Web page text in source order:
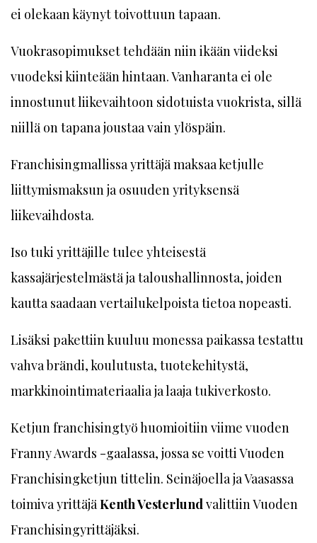
ei olekaan käynyt toivottuun tapaan.
Vuokrasopimukset tehdään niin ikään viideksi
vuodeksi kiinteään hintaan. Vanharanta ei ole
innostunut liikevaihtoon sidotuista vuokrista, sillä
niillä on tapana joustaa vain ylöspäin.
Franchisingmallissa yrittäjä maksaa ketjulle
liittymismaksun ja osuuden yrityksensä
liikevaihdosta.
Iso tuki yrittäjille tulee yhteisestä
kassajärjestelmästä ja taloushallinnosta, joiden
kautta saadaan vertailukelpoista tietoa nopeasti.
Lisäksi pakettiin kuuluu monessa paikassa testattu
vahva brändi, koulutusta, tuotekehitystä,
markkinointimateriaalia ja laaja tukiverkosto.
Ketjun franchisingtyö huomioitiin viime vuoden
Franny Awards -gaalassa, jossa se voitti Vuoden
Franchisingketjun tittelin. Seinäjoella ja Vaasassa
toimiva yrittäjäKenth Vesterlundvalittiin Vuoden
Franchisingyrittäjäksi.